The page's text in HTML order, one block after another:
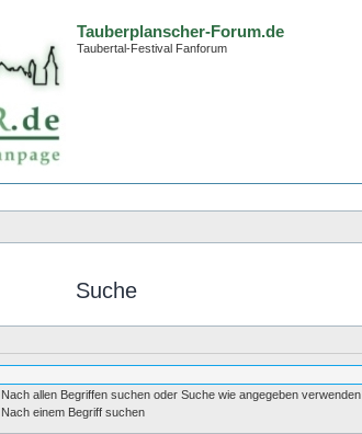
Tauberplanscher-Forum.de
Taubertal-Festival Fanforum
Suche
Nach allen Begriffen suchen oder Suche wie angegeben verwenden
Nach einem Begriff suchen